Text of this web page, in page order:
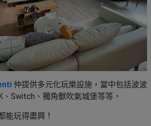
仲提供多元化玩樂設施，當中包括波波
Switch、獨角獸吹氣城堡等等，
能玩得盡興！